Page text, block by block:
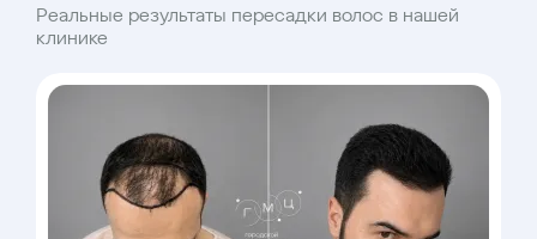
Реальные результаты пересадки волос в нашей
клинике